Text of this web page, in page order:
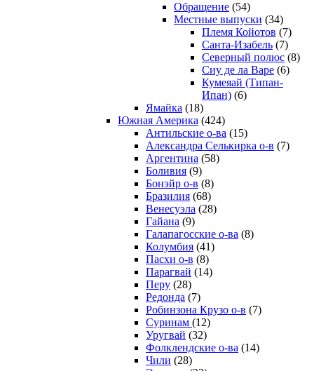
Обращение (54)
Местные выпуски (34)
Племя Койотов (7)
Санта-Изабель (7)
Северный полюс (8)
Сиу де ла Варе (6)
Кумеяай (Типан-
Ипан) (6)
Ямайка (18)
Южная Америка (424)
Антильские о-ва (15)
Александра Селькирка о-в (7)
Аргентина (58)
Боливия (9)
Бонэйр о-в (8)
Бразилия (68)
Венесуэла (28)
Гайана (9)
Галапагосские о-ва (8)
Колумбия (41)
Пасхи о-в (8)
Парагвай (14)
Перу (28)
Редонда (7)
Робинзона Крузо о-в (7)
Суринам (12)
Уругвай (32)
Фолклендские о-ва (14)
Чили (28)